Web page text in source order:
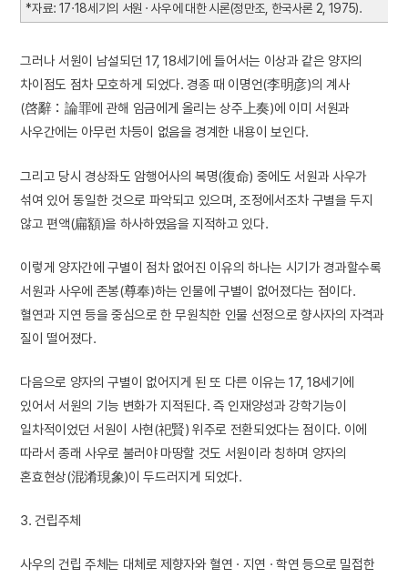
*자료: 17·18세기의 서원 · 사우에 대한 시론(정만조, 한국사론 2, 1975).
그러나 서원이 남설되던 17, 18세기에 들어서는 이상과 같은 양자의
차이점도 점차 모호하게 되었다. 경종 때 이명언(李明彦)의 계사
(啓辭：論罪에 관해 임금에게 올리는 상주上奏)에 이미 서원과
사우간에는 아무런 차등이 없음을 경계한 내용이 보인다.
그리고 당시 경상좌도 암행어사의 복명(復命) 중에도 서원과 사우가
섞여 있어 동일한 것으로 파악되고 있으며, 조정에서조차 구별을 두지
않고 편액(扁額)을 하사하였음을 지적하고 있다.
이렇게 양자간에 구별이 점차 없어진 이유의 하나는 시기가 경과할수록
서원과 사우에 존봉(尊奉)하는 인물에 구별이 없어졌다는 점이다.
혈연과 지연 등을 중심으로 한 무원칙한 인물 선정으로 향사자의 자격과
질이 떨어졌다.
다음으로 양자의 구별이 없어지게 된 또 다른 이유는 17, 18세기에
있어서 서원의 기능 변화가 지적된다. 즉 인재양성과 강학기능이
일차적이었던 서원이 사현(祀賢) 위주로 전환되었다는 점이다. 이에
따라서 종래 사우로 불러야 마땅할 것도 서원이라 칭하며 양자의
혼효현상(混淆現象)이 두드러지게 되었다.
3. 건립주체
사우의 건립 주체는 대체로 제향자와 혈연 · 지연 · 학연 등으로 밀접한